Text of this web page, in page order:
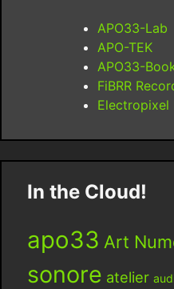
APO33-Lab
APO-TEK
APO33-
FiBRR
Electropixel
In the Cloud!
apo33 Art
sonore atelier